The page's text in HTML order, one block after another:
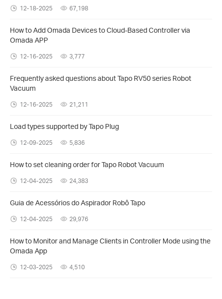
12-18-2025 67,198
How to Add Omada Devices to Cloud-Based Controller via
Omada APP
12-16-2025 3,777
Frequently asked questions about Tapo RV50 series Robot
Vacuum
12-16-2025 21,211
Load types supported by Tapo Plug
12-09-2025 5,836
How to set cleaning order for Tapo Robot Vacuum
12-04-2025 24,383
Guia de Acessórios do Aspirador Robô Tapo
12-04-2025 29,976
How to Monitor and Manage Clients in Controller Mode using the
Omada App
12-03-2025 4,510